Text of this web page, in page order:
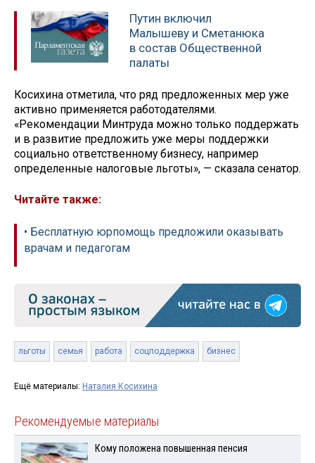
Путин включил
Малышеву и Сметанюка
в состав Общественной
палаты
Косихина отметила, что ряд предложенных мер уже
активно применяется работодателями.
«Рекомендации Минтруда можно только поддержать
и в развитие предложить уже меры поддержки
социально ответственному бизнесу, например
определенные налоговые льготы», — сказала сенатор.
Читайте также:
• Бесплатную юрпомощь предложили оказывать
врачам и педагогам
льготы семья работа соцподдержка бизнес
Ещё материалы: Наталия Косихина
Рекомендуемые материалы
Кому положена повышенная пенсия